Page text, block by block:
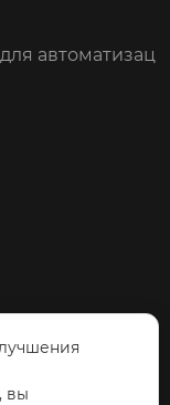
автоматизац
вы